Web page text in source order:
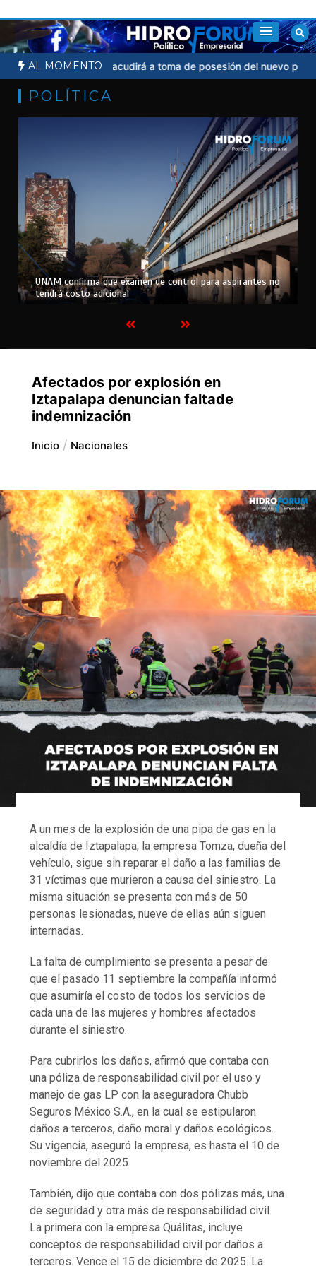
al
contenido
AL MOMENTO
Sheinbaum no acudirá a toma de posesión del nuevo presidente
POLÍTICA
UNAM confirma que examen de control para aspirantes no
tendrá costo adicional
Afectados por explosión en
Iztapalapa denuncian faltade
indemnización
Inicio Nacionales
A un mes de la explosión de una pipa de gas en la
alcaldía de Iztapalapa, la empresa Tomza, dueña del
vehículo, sigue sin reparar el daño a las familias de
31 víctimas que murieron a causa del siniestro. La
misma situación se presenta con más de 50
personas lesionadas, nueve de ellas aún siguen
internadas.
La falta de cumplimiento se presenta a pesar de
que el pasado 11 septiembre la compañía informó
que asumiría el costo de todos los servicios de
cada una de las mujeres y hombres afectados
durante el siniestro.
Para cubrirlos los daños, afirmó que contaba con
una póliza de responsabilidad civil por el uso y
manejo de gas LP con la aseguradora Chubb
Seguros México S.A., en la cual se estipularon
daños a terceros, daño moral y daños ecológicos.
Su vigencia, aseguró la empresa, es hasta el 10 de
noviembre del 2025.
También, dijo que contaba con dos pólizas más, una
de seguridad y otra más de responsabilidad civil.
La primera con la empresa Quálitas, incluye
conceptos de responsabilidad civil por daños a
terceros. Vence el 15 de diciembre de 2025. La